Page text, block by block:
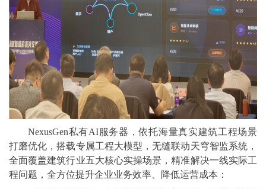
NexusGen私有AI服务器，依托海量真实建筑工程场景
打磨优化，搭载专属工程大模型，无缝联动天穹智监系统，
全面覆盖建筑行业五大核心实操场景，精准解决一线实际工
程问题，全方位提升企业业务效率、降低运营成本：